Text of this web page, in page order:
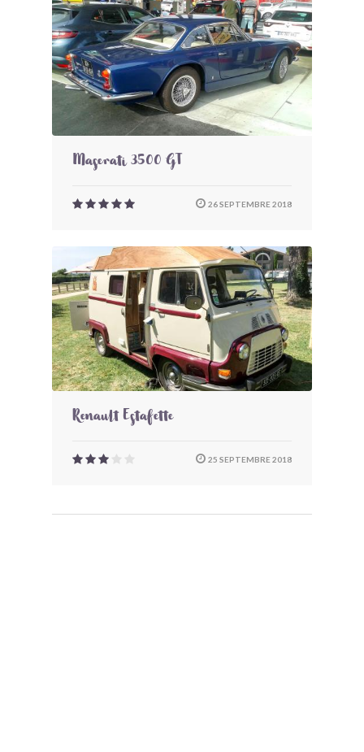
Maserati 3500 GT
26 SEPTEMBRE 2018
Renault Estafette
25 SEPTEMBRE 2018